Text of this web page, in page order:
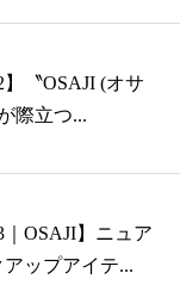
】〝OSAJI (オサ
際立つ...
｜OSAJI】ニュア
ップアイテ...